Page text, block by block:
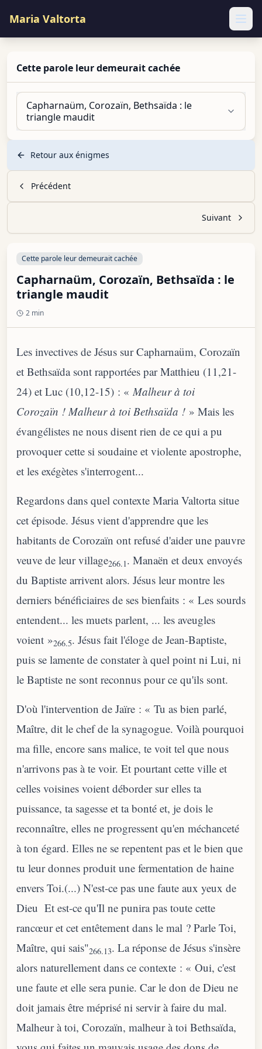
Maria Valtorta
Cette parole leur demeurait cachée
Capharnaüm, Corozaïn, Bethsaïda : le
triangle maudit
Retour aux énigmes
Précédent
Suivant
Cette parole leur demeurait cachée
Capharnaüm, Corozaïn, Bethsaïda : le
triangle maudit
2 min
Les invectives de Jésus sur Capharnaüm, Corozaïn
et Bethsaïda sont rapportées par Matthieu (11,21-
24) et Luc (10,12-15) : «Malheur à toi
Corozaïn ! Malheur à toi Bethsaïda ! » Mais les
évangélistes ne nous disent rien de ce qui a pu
provoquer cette si soudaine et violente apostrophe,
et les exégètes s'interrogent...
Regardons dans quel contexte Maria Valtorta situe
cet épisode. Jésus vient d'apprendre que les
habitants de Corozaïn ont refusé d'aider une pauvre
veuve de leur village266.1. Manaën et deux envoyés
du Baptiste arrivent alors. Jésus leur montre les
derniers bénéficiaires de ses bienfaits : « Les sourds
entendent... les muets parlent, ... les aveugles
voient »266.5. Jésus fait l'éloge de Jean-Baptiste,
puis se lamente de constater à quel point ni Lui, ni
le Baptiste ne sont reconnus pour ce qu'ils sont.
D'où l'intervention de Jaïre : « Tu as bien parlé,
Maître, dit le chef de la synagogue. Voilà pourquoi
ma fille, encore sans malice, te voit tel que nous
n'arrivons pas à te voir. Et pourtant cette ville et
celles voisines voient déborder sur elles ta
puissance, ta sagesse et ta bonté et, je dois le
reconnaître, elles ne progressent qu'en méchanceté
à ton égard. Elles ne se repentent pas et le bien que
tu leur donnes produit une fermentation de haine
envers Toi.(...) N'est-ce pas une faute aux yeux de
Dieu Et est-ce qu'Il ne punira pas toute cette
rancœur et cet entêtement dans le mal ? Parle Toi,
Maître, qui sais"266.13. La réponse de Jésus s'insère
alors naturellement dans ce contexte : « Oui, c'est
une faute et elle sera punie. Car le don de Dieu ne
doit jamais être méprisé ni servir à faire du mal.
Malheur à toi, Corozaïn, malheur à toi Bethsaïda,